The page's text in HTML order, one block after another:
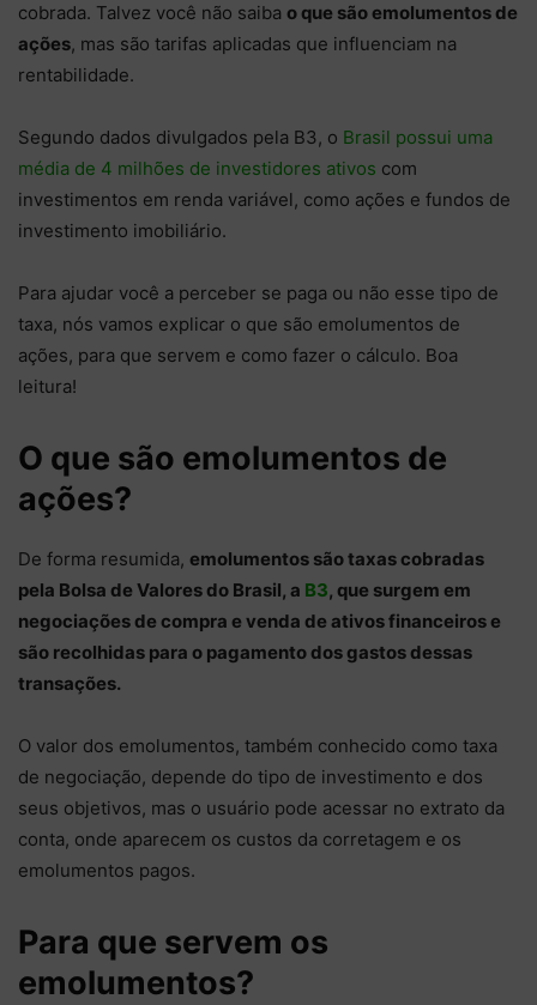
cobrada. Talvez você não saiba o que são emolumentos de
ações, mas são tarifas aplicadas que influenciam na
rentabilidade.
Segundo dados divulgados pela B3, o Brasil possui uma
média de 4 milhões de investidores ativos com
investimentos em renda variável, como ações e fundos de
investimento imobiliário.
Para ajudar você a perceber se paga ou não esse tipo de
taxa, nós vamos explicar o que são emolumentos de
ações, para que servem e como fazer o cálculo. Boa
leitura!
O que são emolumentos de
ações?
De forma resumida, emolumentos são taxas cobradas
pela Bolsa de Valores do Brasil, a B3, que surgem em
negociações de compra e venda de ativos financeiros e
são recolhidas para o pagamento dos gastos dessas
transações.
O valor dos emolumentos, também conhecido como taxa
de negociação, depende do tipo de investimento e dos
seus objetivos, mas o usuário pode acessar no extrato da
conta, onde aparecem os custos da corretagem e os
emolumentos pagos.
Para que servem os
emolumentos?